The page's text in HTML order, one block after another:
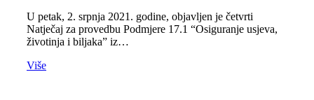
U petak, 2. srpnja 2021. godine, objavljen je četvrti
Natječaj za provedbu Podmjere 17.1 “Osiguranje usjeva,
životinja i biljaka” iz…
Više